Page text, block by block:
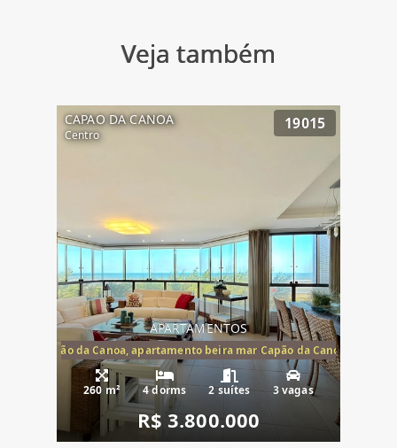
Veja também
CAPAO DA CANOA
Centro
19015
APARTAMENTOS
mar Capão da Canoa, apartamento beira mar Capão da Canoa,
260 m² 4 dorms 2 suítes 3 vagas
R$ 3.800.000